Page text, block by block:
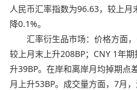
人民币汇率指数为96.63，较上
降0.1%。
汇率衍生品市场：价格方面，
较上月末上升208BP；CNY 1年
升39BP。在岸和离岸月均掉期点
月上升53BP。成交量方面，7月